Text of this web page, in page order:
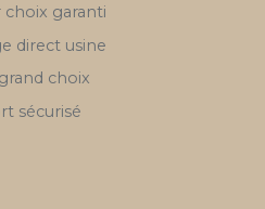
choix garanti
direct usine
choix
sécurisé